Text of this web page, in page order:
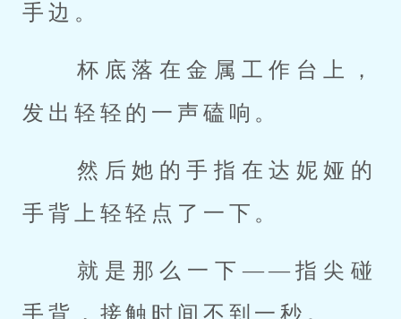
手边。
发出轻轻的一声磕响。
手背上轻轻点了一下。
手背，接触时间不到一秒。